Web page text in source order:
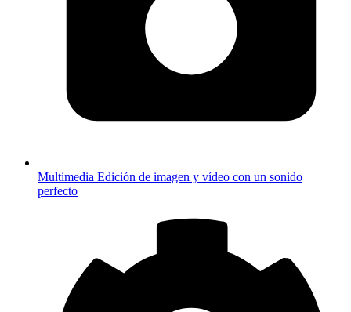
Multimedia Edición de imagen y vídeo con un sonido
perfecto